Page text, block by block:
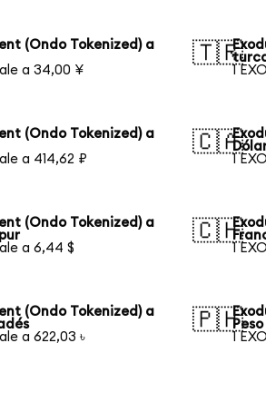
(Ondo Tokenized) a
a 34,00 ¥
🇹🇷
1
(Ondo Tokenized) a
a 414,62 ₽
🇨🇦
1
(Ondo Tokenized) a
a 6,44 $
🇨🇭
1
(Ondo Tokenized) a
a 622,03 ৳
🇵🇭
1